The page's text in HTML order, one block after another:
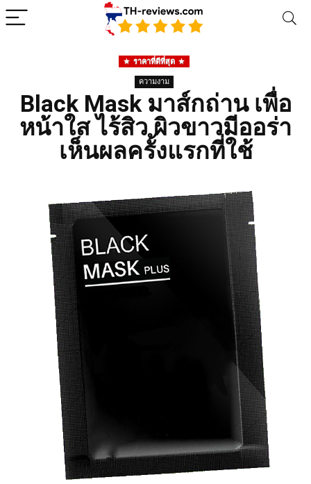
ราคาที่ดีที่สุด
ความงาม
Black Mask มาส์กถ่าน เพื่อ
หน้าใส ไร้สิว ผิวขาวมีออร่า
เห็นผลครั้งแรกที่ใช้